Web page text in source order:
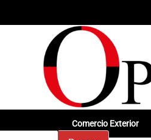
Comercio Exterior